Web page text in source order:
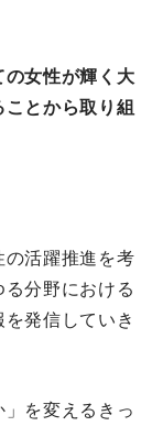
の女性が輝く大
とから取り組
の活躍推進を考
分野における
発信していき
を変えるきっ